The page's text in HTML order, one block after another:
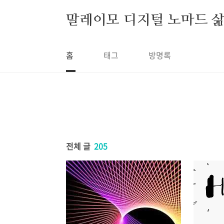
말레이모 디지털 노마드
홈 태그 방명록
전체 글 205